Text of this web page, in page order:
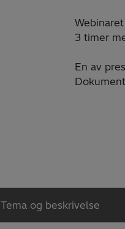
3 timer
En av
Tema og beskrivelse